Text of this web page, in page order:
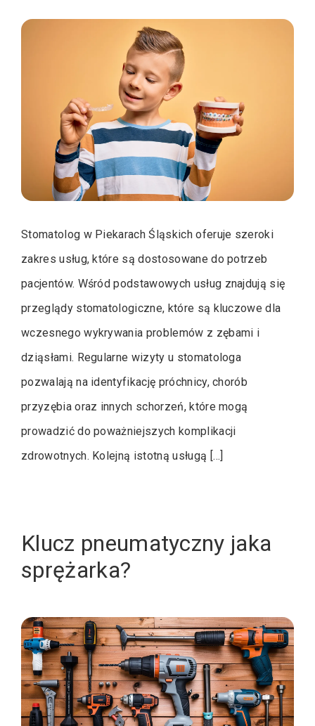
Stomatolog w Piekarach Śląskich oferuje szeroki
zakres usług, które są dostosowane do potrzeb
pacjentów. Wśród podstawowych usług znajdują się
przeglądy stomatologiczne, które są kluczowe dla
wczesnego wykrywania problemów z zębami i
dziąsłami. Regularne wizyty u stomatologa
pozwalają na identyfikację próchnicy, chorób
przyzębia oraz innych schorzeń, które mogą
prowadzić do poważniejszych komplikacji
zdrowotnych. Kolejną istotną usługą […]
Klucz pneumatyczny jaka
sprężarka?